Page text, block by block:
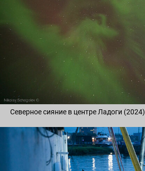
Северное сияние в центре Ладоги (2024)